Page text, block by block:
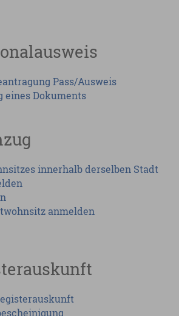
Pass/Ausweis
Dokuments
innerhalb derselben Stadt
anmelden